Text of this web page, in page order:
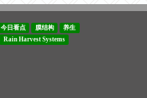
今日看点 膜结构
养生
Rain Harvest Systems